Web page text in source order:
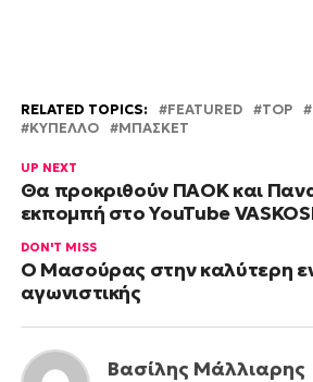
RELATED TOPICS: FEATURED TOP
ΚΥΠΕΛΛΟ
ΜΠΑΣΚΕΤ
UP NEXT
Θα προκριθούν ΠΑΟΚ και
εκπομπή στο YouTube
DON'T MISS
Ο Μασούρας στην καλύτερη
αγωνιστικής
Βασίλης Μάλλιαρης